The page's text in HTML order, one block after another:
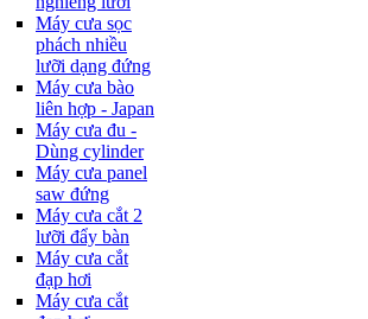
Máy cưa sọc
phách nhiều
lưỡi dạng đứng
Máy cưa bào
liên hợp - Japan
Máy cưa đu -
Dùng cylinder
Máy cưa panel
saw đứng
Máy cưa cắt 2
lưỡi đẩy bàn
Máy cưa cắt
đạp hơi
Máy cưa cắt